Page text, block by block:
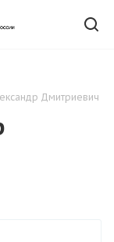
Дмитриевич